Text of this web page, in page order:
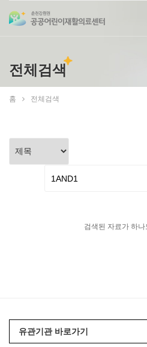
전체검색
홈 전체검색
검색된 자료가 하
유관기관 바로가기